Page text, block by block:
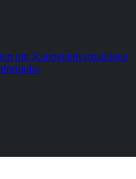
mit Kundeninformationen